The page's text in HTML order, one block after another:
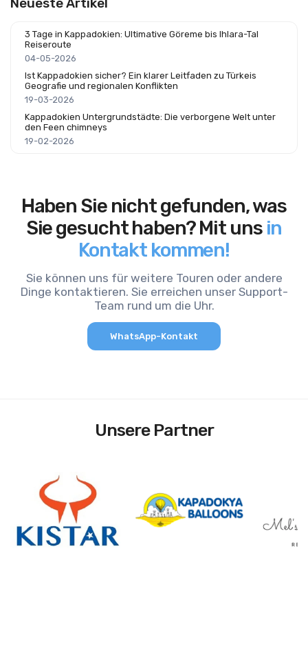
Neueste Artikel
3 Tage in Kappadokien: Ultimative Göreme bis Ihlara-Tal
Reiseroute
04-05-2026
Ist Kappadokien sicher? Ein klarer Leitfaden zu Türkeis
Geografie und regionalen Konflikten
19-03-2026
Kappadokien Untergrundstädte: Die verborgene Welt unter
den Feen chimneys
19-02-2026
Haben Sie nicht gefunden, was
Sie gesucht haben? Mit uns in
Kontakt kommen!
Sie können uns für weitere Touren oder andere
Dinge kontaktieren. Sie erreichen unser Support-
Team rund um die Uhr.
WhatsApp-Kontakt
Unsere Partner